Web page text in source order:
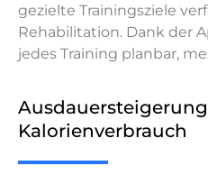
gezielte Trainingsziele
Rehabilitation. Dank der
jedes Training planbar,
Kalorienverbrauch